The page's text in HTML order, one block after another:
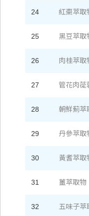
24 紅棗萃取
25 黑豆萃取
26 肉桂萃取
27 管花肉蓯
28 朝鮮薊萃
29 丹參萃取
30 黃耆萃取
31 薑萃取物
32 五味子萃